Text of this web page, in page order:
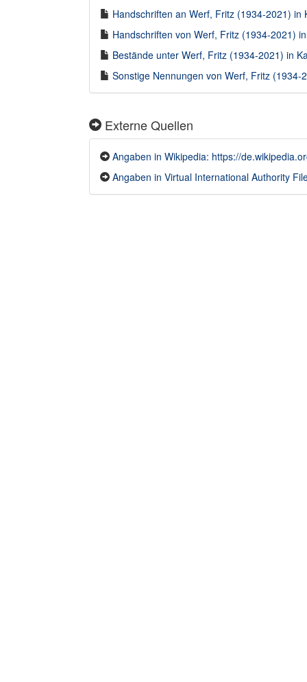
Handschriften an Werf, Fritz (1934-2021) in
Handschriften von Werf, Fritz (1934-2021)
Bestände unter Werf, Fritz (1934-2021) in
Sonstige Nennungen von Werf, Fritz (1934-
Externe Quellen
Angaben in Wikipedia: https://
Angaben in Virtual International Authority